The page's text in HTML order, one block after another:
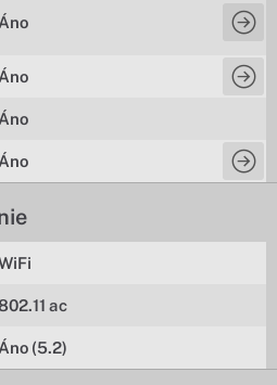
Áno
Áno
Áno
Áno
ac
Áno (5.2)